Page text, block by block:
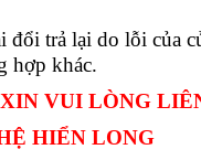
trả lại do lỗi của
hợp khác.
VUI LÒNG
HIỂN LONG